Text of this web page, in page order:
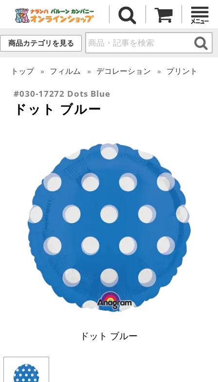
商品カテゴリを見る
トップ フィルム デコレーション プリント
#030-17272 Dots Blue
ドット ブルー
ドット ブルー